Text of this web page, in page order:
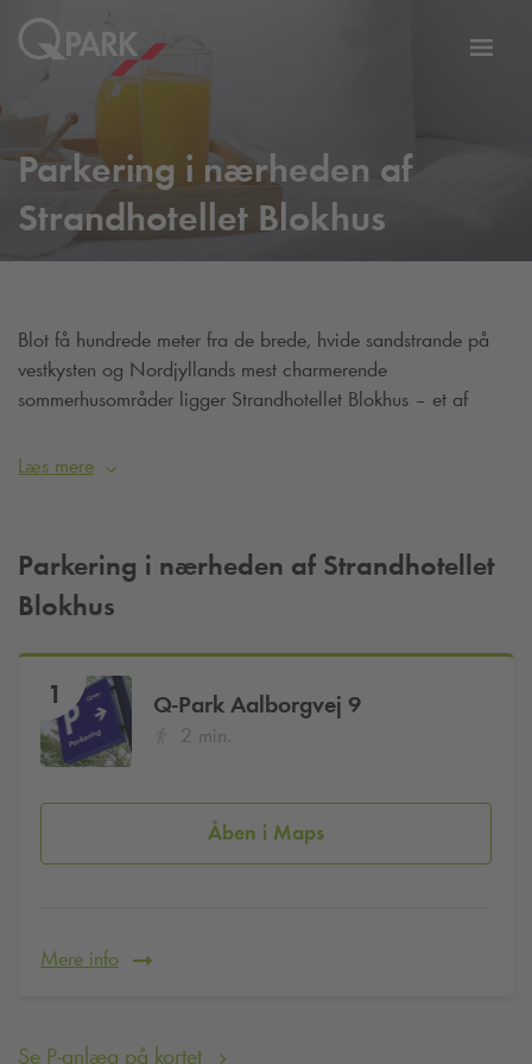
Slå
Parkering i nærheden af
Strandhotellet Blokhus
Blot få hundrede meter fra de brede, hvide sandstrande på
vestkysten og Nordjyllands mest charmerende
sommerhusområder ligger Strandhotellet Blokhus – et af
eksklusive sammenkomster eller møder.
Læs mere
Parkering i nærheden af Strandhotellet
Blokhus
1 Q-Park Aalborgvej 9
2 min.
Åben i Maps
Mere info
Se P-anlæg på kortet